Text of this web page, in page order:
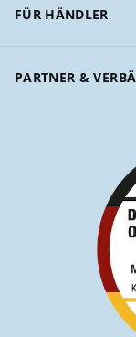
FÜR HÄNDLER
PARTNER &